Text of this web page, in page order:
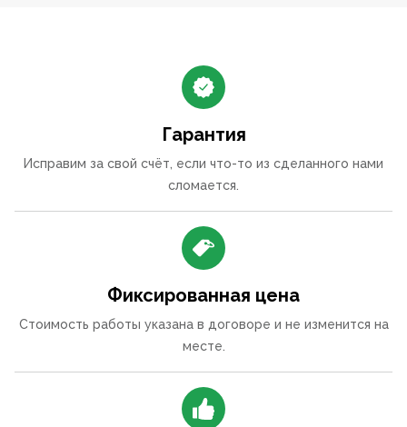
Гарантия
Исправим за свой счёт, если что-то из сделанного нами
сломается.
Фиксированная цена
Стоимость работы указана в договоре и не изменится на
месте.